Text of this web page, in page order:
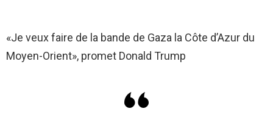
«Je veux faire de la bande de Gaza la Côte d’Azur du
Moyen-Orient», promet Donald Trump